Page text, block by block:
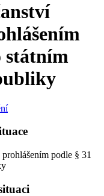
státním
podle § 31